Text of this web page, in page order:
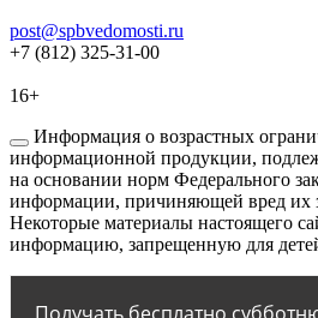
post@spbvedomosti.ru
+7 (812) 325-31-00
16+
Информация о возрастных
информационной продукции,
на основании норм Федерального
информации, причиняющей вред их
Некоторые материалы настоящего
информацию, запрещенную для